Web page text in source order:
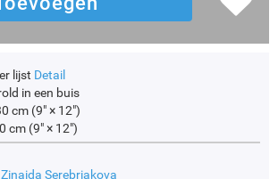
lijst Detail
in een buis
cm (9" × 12")
cm (9" × 12")
Zinaida Serebriakova